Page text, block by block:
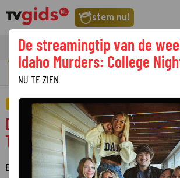
stem nu!
tvgids streaming
Daniel Craig neemt afscheid
Time to Die
ESTHER HUT ·28 NOVEMBER 2024 12:45·
De streamingtip van de
Idaho Murders: College
NU TE ZIEN